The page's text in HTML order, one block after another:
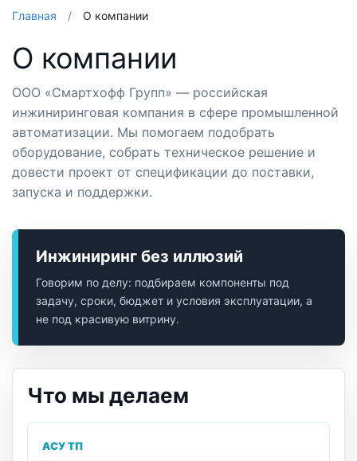
Главная / О компании
О компании
ООО «Смартхофф Групп» — российская
инжиниринговая компания в сфере промышленной
автоматизации. Мы помогаем подобрать
оборудование, собрать техническое решение и
довести проект от спецификации до поставки,
запуска и поддержки.
Инжиниринг без иллюзий
Говорим по делу: подбираем компоненты под
задачу, сроки, бюджет и условия эксплуатации, а
не под красивую витрину.
Что мы делаем
АСУ ТП